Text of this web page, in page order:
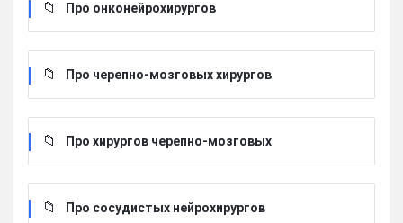
Про онконейрохирургов
Про черепно-мозговых хирургов
Про хирургов черепно-мозговых
Про сосудистых нейрохирургов